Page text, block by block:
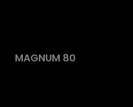
MAGNUM 80